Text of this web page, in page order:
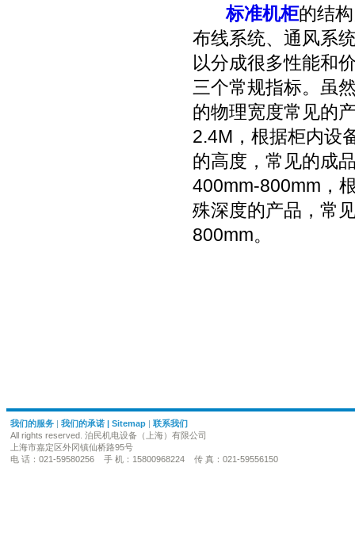
标准机柜的结
布线系统、通风系
以分成很多性能和
三个常规指标。虽
的物理宽度常见的
2.4M，根据柜内设
的高度，常见的成
400mm-800mm，
殊深度的产品，常
800mm。
我们的服务| 我们的承诺| Sitemap| 联系我们
All rights reserved. 泊民机电设备（上海）有限公司
上海市嘉定区外冈镇仙桥路95号
电 话：021-59580256 手 机：15800968224 传 真：021-59556150